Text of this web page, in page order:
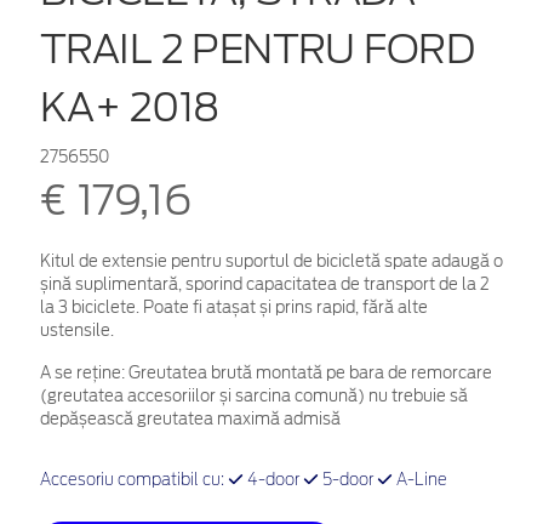
TRAIL 2 PENTRU FORD
KA+ 2018
2756550
€ 179,16
Kitul de extensie pentru suportul de bicicletă spate adaugă o
șină suplimentară, sporind capacitatea de transport de la 2
la 3 biciclete. Poate fi atașat și prins rapid, fără alte
ustensile.
A se reține: Greutatea brută montată pe bara de remorcare
(greutatea accesoriilor și sarcina comună) nu trebuie să
depășească greutatea maximă admisă
Accesoriu compatibil cu: 4-door 5-door A-Line